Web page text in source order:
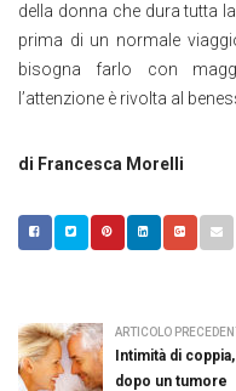
della donna che dura tutta
prima di un normale
bisogna farlo con
l’attenzione è rivolta al
di Francesca Morelli
ARTICOLO
Intimità di coppia,
dopo un tumore